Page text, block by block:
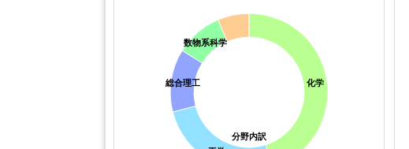
分野内訳
化学
総合理工
数物系科学